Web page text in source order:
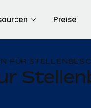
Preise
FÜR